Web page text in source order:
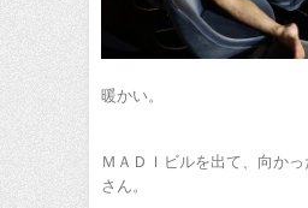
暖かい。
ＭＡＤＩビルを出て、向か
さん。